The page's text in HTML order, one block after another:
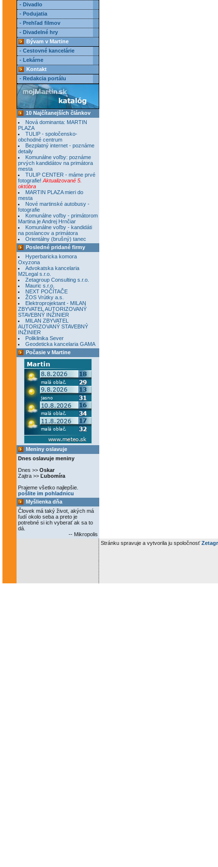
- Divadlo
- Podujatia
- Prehľad filmov
- Divadelné hry
Bývam v Martine
- Cestovné kancelárie
- Lekárne
Kontakt
- Redakcia portálu
10 Najčítanejších článkov
Nová dominanta: MARTIN
PLAZA
TULIP - spoločensko-
obchodné centrum
Bezplatný internet - poznáme
detaily
Komunálne voľby: poznáme
prvých kandidátov na primátora
mesta
TULIP CENTER - máme prvé
fotografie! Aktualizované 5.
októbra
MARTIN PLAZA mieri do
mesta
Nové martinské autobusy -
fotografie
Komunálne voľby - primátorom
Martina je Andrej Hrnčiar
Komunálne voľby - kandidáti
na poslancov a primátora
Orientálny (brušný) tanec
Posledné pridané firmy
Hyperbaricka komora
Oxyzona
Advokatska kancelaria
M2Legal s.r.o.
Zetagroup Consulting s.r.o.
Mauric s.r.o.
NEXT POČÍTAČE
ŽOS Vrútky a.s.
Elektroprojektant - MILAN
ZBYVATEL AUTORIZOVANÝ
STAVEBNÝ INŽINIER
MILAN ZBYVATEL
AUTORIZOVANÝ STAVEBNÝ
INŽINIER
Poliklinika Sever
Geodeticka kancelaria GAMA
Počasie v Martine
Meniny oslavuje
Dnes oslavuje meniny
Dnes >> Oskar
Zajtra >> Ľubomíra
Prajeme všetko najlepšie.
pošlite im pohladnicu
Myšlienka dňa
Človek má taký život, akých má
ľudí okolo seba a preto je
potrebné si ich vyberať ak sa to
dá.
-- Mikropolis
Stránku spravuje a vytvorila ju spoločnosť